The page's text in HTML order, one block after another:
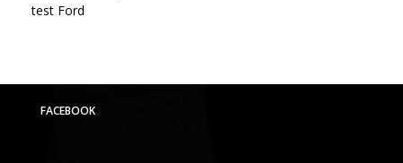
test Ford
FACEBOOK